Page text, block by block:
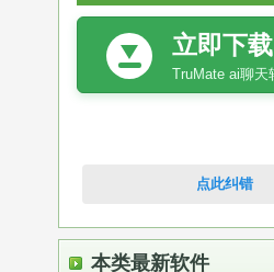
立即下载
点此纠错
本类最新软件